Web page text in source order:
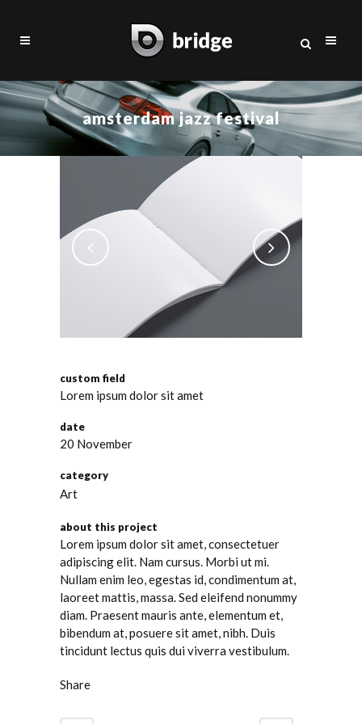
amsterdam jazz festival
custom field
Lorem ipsum dolor sit amet
date
20 November
category
Art
about this project
Lorem ipsum dolor sit amet, consectetuer
adipiscing elit. Nam cursus. Morbi ut mi.
Nullam enim leo, egestas id, condimentum at,
laoreet mattis, massa. Sed eleifend nonummy
diam. Praesent mauris ante, elementum et,
bibendum at, posuere sit amet, nibh. Duis
tincidunt lectus quis dui viverra vestibulum.
Share